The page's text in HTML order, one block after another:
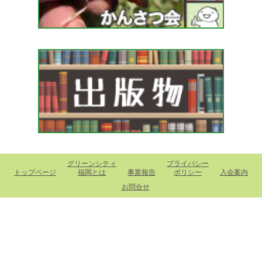
トップページ
グリーンシティ
福岡とは
事業報告
プライバシー
ポリシー
入会案内
お問合せ